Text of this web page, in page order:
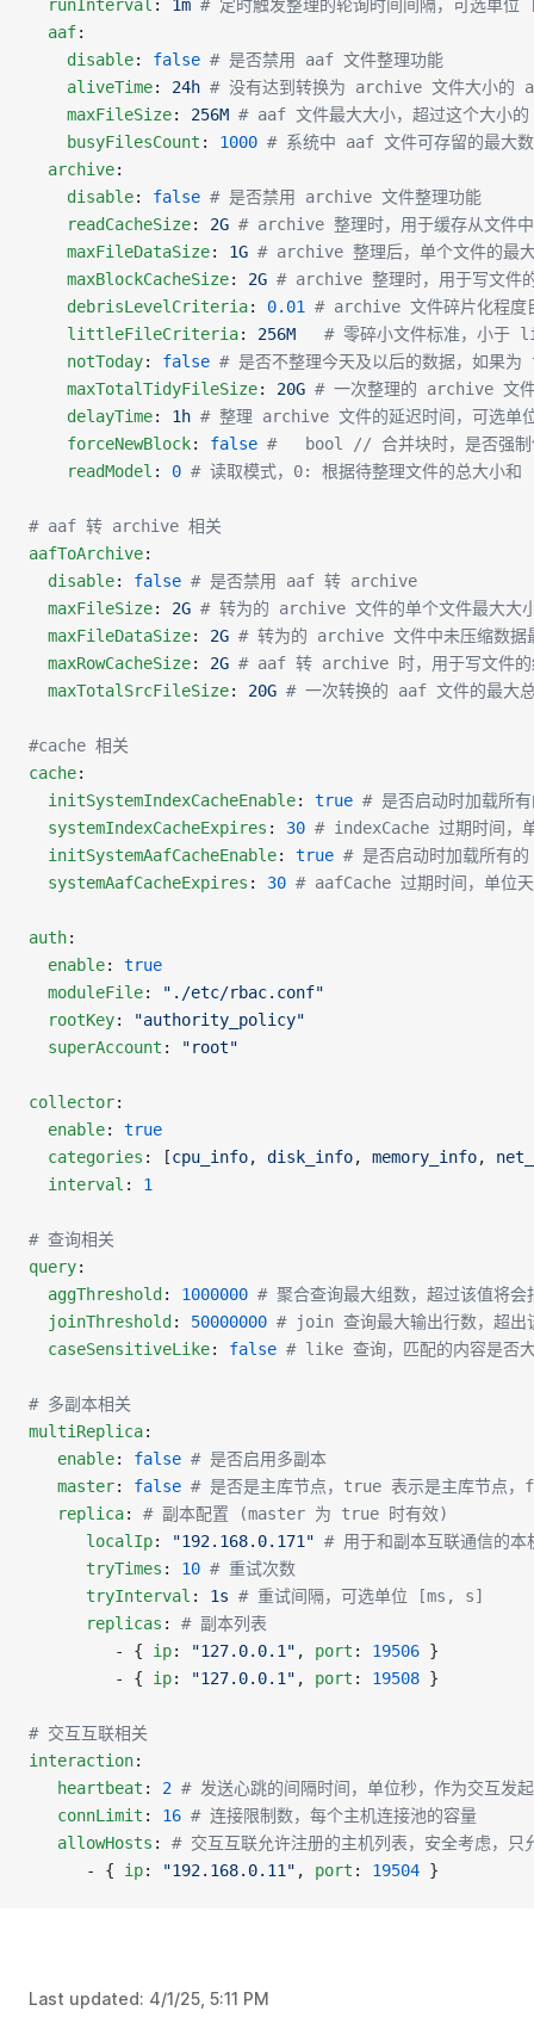
  runInterval
: 1m # 定时触发整理的轮询时间间隔，可选
  aaf
:
    disable
: false # 是否禁用 aaf 文件整理功能
    aliveTime
: 24h # 没有达到转换为 archive 文件大小的
    maxFileSize
: 256M # aaf 文件最大大小，超过这个大
    busyFilesCount
: 1000 # 系统中 aaf 文件可存留的最大数
  archive
:
    disable
: false # 是否禁用 archive 文件整理功能
    readCacheSize
: 2G # archive 整理时，用于缓存从文件中
    maxFileDataSize
: 1G # archive 整理后，单个文件的最
    maxBlockCacheSize
: 2G # archive 整理时，用于写文件
    debrisLevelCriteria
: 0.01
# archive 文件碎片化程度
    littleFileCriteria
: 256M
# 零碎小文件标准，小于
    notToday
: false # 是否不整理今天及以后的数据，如果为
    maxTotalTidyFileSize
: 20G # 一次整理的 archive 文件
    delayTime
: 1h # 整理 archive 文件的延迟时间，可选
    forceNewBlock
: false #   bool // 合并块时，是否强制使
    readModel
: 0 # 读取模式，0: 根据待整理文件的总大小
# aaf 转 archive 相关
aafToArchive:
  disable
: false # 是否禁用 aaf 转 archive
  maxFileSize
: 2G # 转为的 archive 文件的单个文件最大
  maxFileDataSize
: 2G # 转为的 archive 文件中未压缩数
  maxRowCacheSize
: 2G # aaf 转 archive 时，用于写文件
  maxTotalSrcFileSize
: 20G # 一次转换的 aaf 文件的最
#cache 相关
cache:
  initSystemIndexCacheEnable
: true # 是否启动时加载所
  systemIndexCacheExpires
: 30 # indexCache 过期时间，
  initSystemAafCacheEnable
: true # 是否启动时加载所有
  systemAafCacheExpires
: 30 # aafCache 过期时间，单位天
auth:
  enable
: true
  moduleFile
:
"./etc/rbac.conf"
  rootKey
:
"authority_policy"
  superAccount
: "root"
collector:
  enable
: true
  categories
: [cpu_info, disk_info, memory_info,
  interval
: 1
# 查询相关
query:
  aggThreshold
: 1000000 # 聚合查询最大组数，超过该值将
  joinThreshold
: 50000000 # join 查询最大输出行数，超出
  caseSensitiveLike
: false # like 查询，匹配的内容是否
# 多副本相关
multiReplica:
   enable
: false # 是否启用多副本
   master
: false # 是否是主库节点，true 表示是主库节点
   replica
: # 副本配置 (master 为 true 时有效)
      localIp
: "192.168.0.171" # 用于和副本互联通信的
      tryTimes
: 10 # 重试次数
      tryInterval
: 1s # 重试间隔，可选单位 [ms, s]
      replicas
: # 副本列表
         - {
ip: "127.0.0.1" , port : 19506 }
         - {
ip: "127.0.0.1" , port : 19508 }
# 交互互联相关
interaction:
   heartbeat
: 2 # 发送心跳的间隔时间，单位秒，作为交互发
   connLimit
: 16 # 连接限制数，每个主机连接池的容量
   allowHosts
: # 交互互联允许注册的主机列表，安全考虑，只
      - {
ip: "192.168.0.11" , port : 19504 }
Last updated: 4/1/25, 5:11 PM